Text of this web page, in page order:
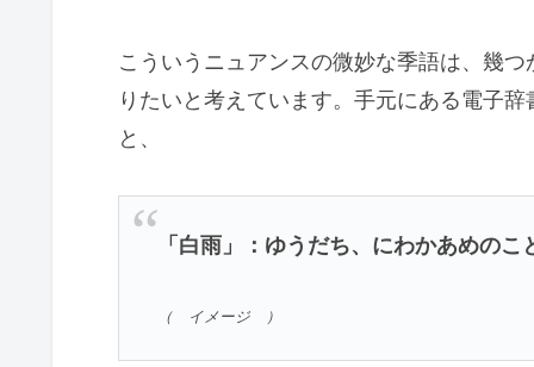
こういうニュアンスの微妙な季語は、幾
りたいと考えています。手元にある電子
と、
「白雨」：ゆうだち、にわかあめのこ
（ イメージ ）